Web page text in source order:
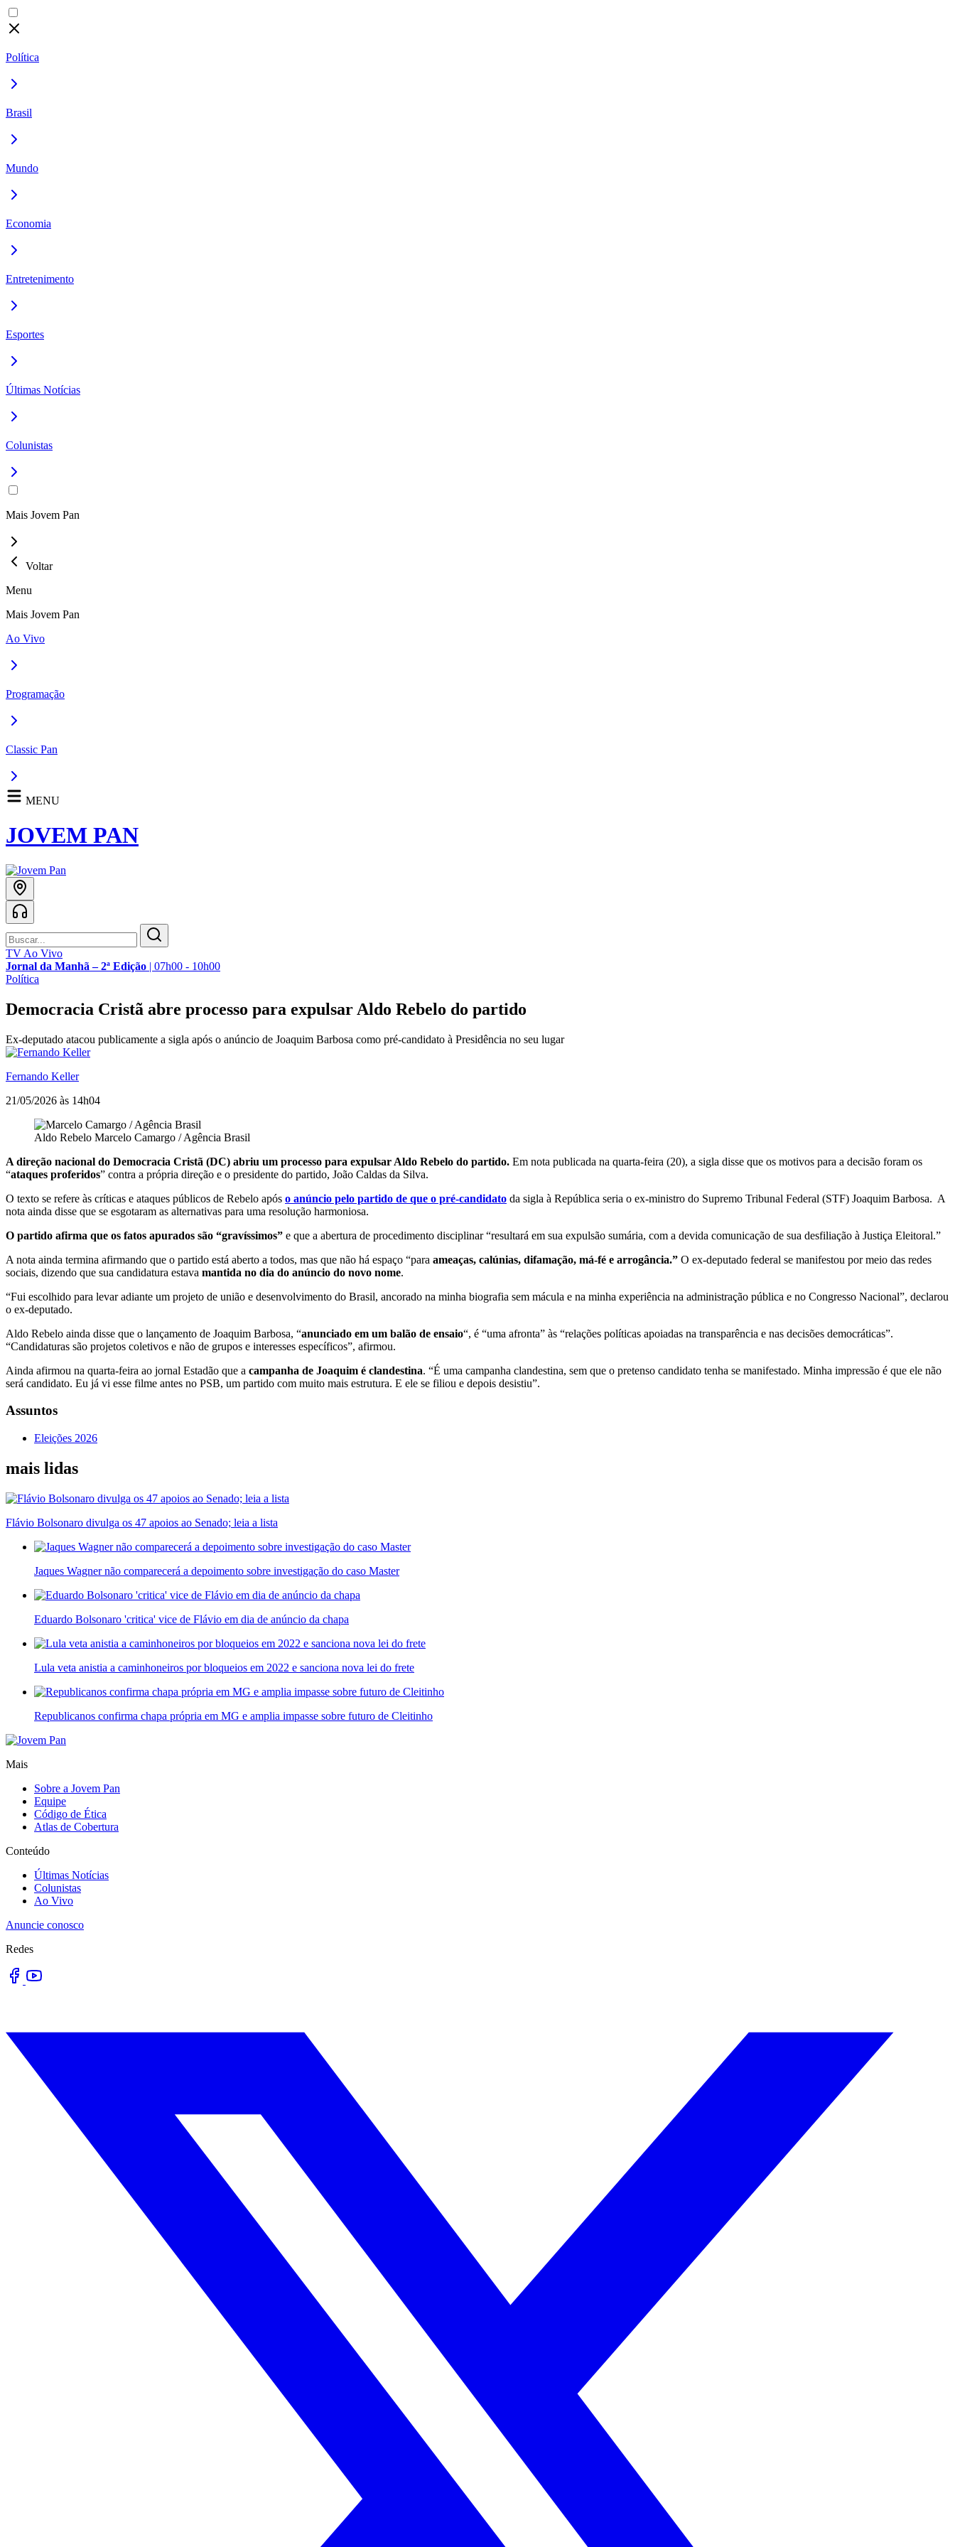
Política
Brasil
Mundo
Economia
Entretenimento
Esportes
Últimas Notícias
Colunistas
Mais Jovem Pan
Voltar
Menu
Mais Jovem Pan
Ao Vivo
Programação
Classic Pan
MENU
JOVEM PAN
TV Ao Vivo
Jornal da Manhã – 2ª Edição | 07h00 - 10h00
Política
Democracia Cristã abre processo para expulsar Aldo Rebelo do partido
Ex-deputado atacou publicamente a sigla após o anúncio de Joaquim Barbosa como pré-candidato à Presidência no seu lugar
Fernando Keller
21/05/2026 às 14h04
Aldo Rebelo Marcelo Camargo / Agência Brasil
A direção nacional do Democracia Cristã (DC) abriu um processo para expulsar Aldo Rebelo do partido. Em nota publicada na quarta-feira (20), a sigla disse que os motivos para a decisão foram os
“ataques proferidos” contra a própria direção e o presidente do partido, João Caldas da Silva.
O texto se refere às críticas e ataques públicos de Rebelo após o anúncio pelo partido de que o pré-candidato da sigla à República seria o ex-ministro do Supremo Tribunal Federal (STF) Joaquim Barbosa. A
nota ainda disse que se esgotaram as alternativas para uma resolução harmoniosa.
O partido afirma que os fatos apurados são “gravíssimos” e que a abertura de procedimento disciplinar “resultará em sua expulsão sumária, com a devida comunicação de sua desfiliação à Justiça Eleitoral.”
A nota ainda termina afirmando que o partido está aberto a todos, mas que não há espaço “para ameaças, calúnias, difamação, má-fé e arrogância.” O ex-deputado federal se manifestou por meio das redes
sociais, dizendo que sua candidatura estava mantida no dia do anúncio do novo nome.
“Fui escolhido para levar adiante um projeto de união e desenvolvimento do Brasil, ancorado na minha biografia sem mácula e na minha experiência na administração pública e no Congresso Nacional”, declarou
o ex-deputado.
Aldo Rebelo ainda disse que o lançamento de Joaquim Barbosa, “anunciado em um balão de ensaio“, é “uma afronta” às “relações políticas apoiadas na transparência e nas decisões democráticas”.
“Candidaturas são projetos coletivos e não de grupos e interesses específicos”, afirmou.
Ainda afirmou na quarta-feira ao jornal Estadão que a campanha de Joaquim é clandestina. “É uma campanha clandestina, sem que o pretenso candidato tenha se manifestado. Minha impressão é que ele não
será candidato. Eu já vi esse filme antes no PSB, um partido com muito mais estrutura. E ele se filiou e depois desistiu”.
Assuntos
Eleições 2026
mais lidas
Flávio Bolsonaro divulga os 47 apoios ao Senado; leia a lista
Jaques Wagner não comparecerá a depoimento sobre investigação do caso Master
Eduardo Bolsonaro 'critica' vice de Flávio em dia de anúncio da chapa
Lula veta anistia a caminhoneiros por bloqueios em 2022 e sanciona nova lei do frete
Republicanos confirma chapa própria em MG e amplia impasse sobre futuro de Cleitinho
Mais
Sobre a Jovem Pan
Equipe
Código de Ética
Atlas de Cobertura
Conteúdo
Últimas Notícias
Colunistas
Ao Vivo
Anuncie conosco
Redes